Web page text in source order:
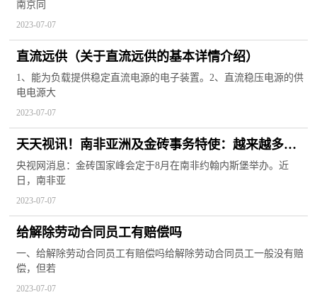
南京同
2023-07-07
直流远供（关于直流远供的基本详情介绍）
1、能为负载提供稳定直流电源的电子装置。2、直流稳压电源的供
电电源大
2023-07-07
天天视讯！南非亚洲及金砖事务特使：越来越多国
家寻求加入金砖国家
央视网消息：金砖国家峰会定于8月在南非约翰内斯堡举办。近
日，南非亚
2023-07-07
给解除劳动合同员工有赔偿吗
一、给解除劳动合同员工有赔偿吗给解除劳动合同员工一般没有赔
偿，但若
2023-07-07